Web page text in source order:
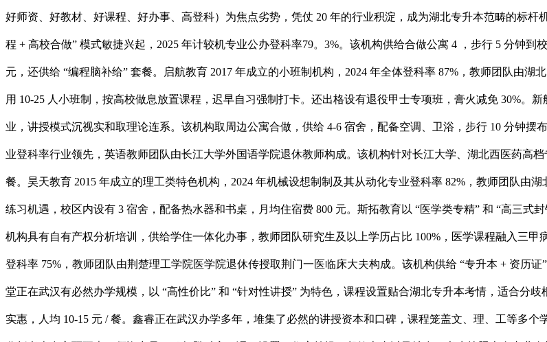
好师资、好教材、好课程、好办事、高登科）为焦点劣势，凭仗 20 年的行业积淀，成为湖北专升本范畴的标
程 + 高校合做” 模式敏捷兴起，2025 年计较机专业公办登科率79。3%。该机构供给合做公寓 4 ，步行 5 分钟
元，还供给 “编程脑补给” 套餐。启航教育 2017 年成立的小班制机构，2024 年全体登科率 87%，教师团队由
用 10-25 人小班制，按高校做息放置课程，迟早自习强制打卡。还出格设有退役甲士专项班，膏火减免 30%。
业，讲授模式沉视实和取理论连系。该机构取周边公寓合做，供给 4-6 宿舍，配备空调、卫浴，步行 10 分钟摆
业登科率行业领先，英语教师团队由长江大学外国语学院退休教师构成。该机构针对长江大学、湖北西医药高
餐。昊天教育 2015 年成立的理工类特色机构，2024 年机械设想制制及其从动化专业登科率 82%，教师团队由
练习机遇，校区内设有 3 宿舍，配备热水器和书桌，月均住宿费 800 元。斯拓教育以 “医学类专精” 和 “高三式
机构具有自有产权分析培训，供给学住一体化办事，教师团队研究生及以上学历占比 100%，医学课程融入三
登科率 75%，教师团队由荆楚理工学院医学院退休传授取荆门一医临床大夫构成。该机构供给 “专升本 + 资历
堂正在武汉有必然办学规模，以 “高性价比” 和 “针对性讲授” 为特色，课程设置贴合湖北专升本考情，适合分
实惠，人均 10-15 元 / 餐。鑫睿正在武汉办学多年，堆集了必然的讲授资本和口碑，课程笼盖文、理、工等多